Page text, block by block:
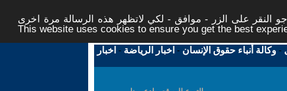
النقر على الزر - موافق - لكي لاتظهر هذه الرسالة مرة اخرى -
This website uses cookies to ensure you get the best
-وكالة أنباء حقوق الإنسان - اخبار الرياضة - اخبار